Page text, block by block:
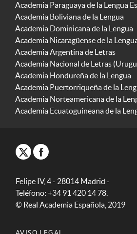
Academia Paraguaya de la Lengua
Academia Boliviana de la Lengua
Academia Dominicana de la Lengua
Academia Nicaragüense de la
Academia Argentina de Letras
Academia Nacional de Letras
Academia Hondureña de la Lengua
Academia Puertorriqueña de la
Academia Norteamericana de la
Academia Ecuatoguineana de la
Felipe IV, 4 - 28014 Madrid -
Teléfono: +34 91 420 14 78.
© Real Academia Española, 2019